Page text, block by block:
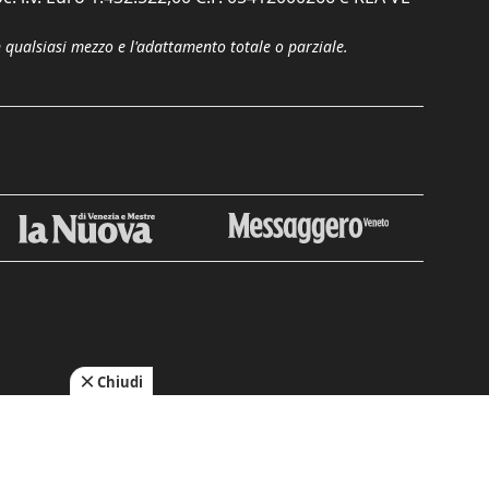
mezzo e l'adattamento totale o parziale.
Chiudi